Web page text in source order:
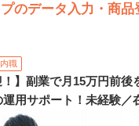
のデータ入力・商品
職
！】副業で月15万円前後
用サポート！未経験／